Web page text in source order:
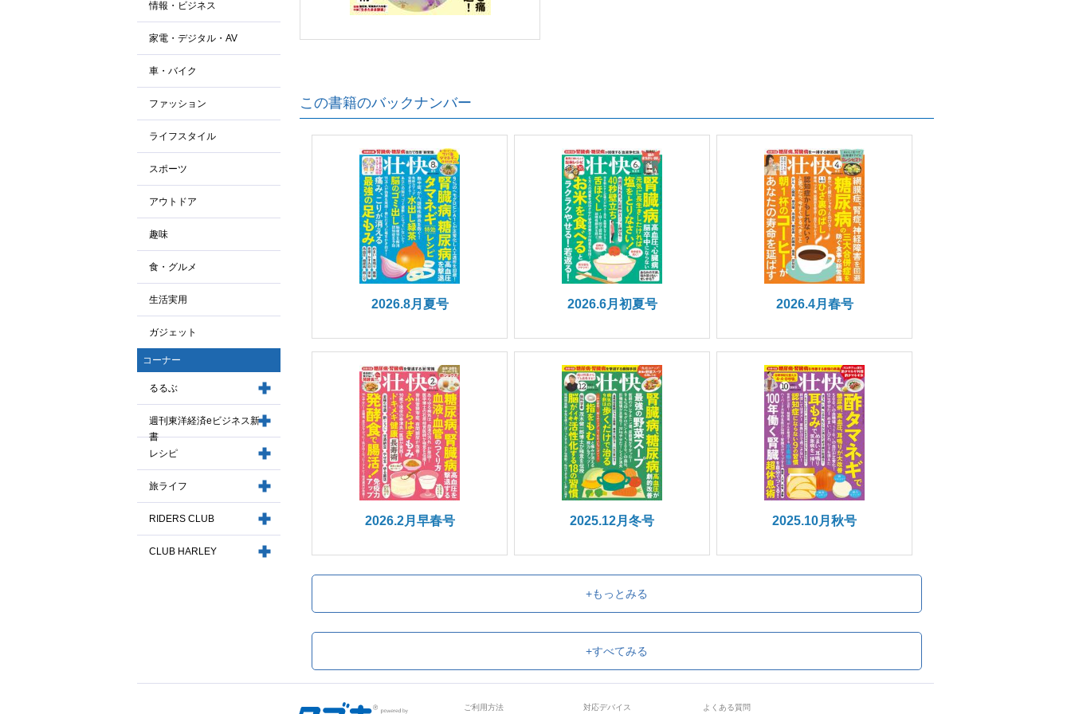
情報・ビジネス
家電・デジタル・AV
車・バイク
ファッション
ライフスタイル
スポーツ
アウトドア
趣味
食・グルメ
生活実用
ガジェット
コーナー
るるぶ
週刊東洋経済eビジネス新
書
レシピ
旅ライフ
RIDERS CLUB
CLUB HARLEY
この書籍のバックナンバー
2026.8月夏号 2026.6月初夏号 2026.4月春号
2026.2月早春号 2025.12月冬号 2025.10月秋号
+もっとみる
+すべてみる
ご利用方法 対応デバイス よくある質問